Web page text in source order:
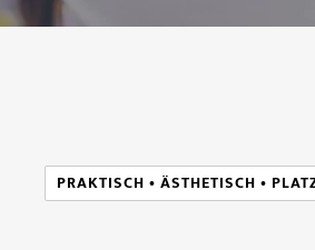
PRAKTISCH • ÄSTHETISCH •